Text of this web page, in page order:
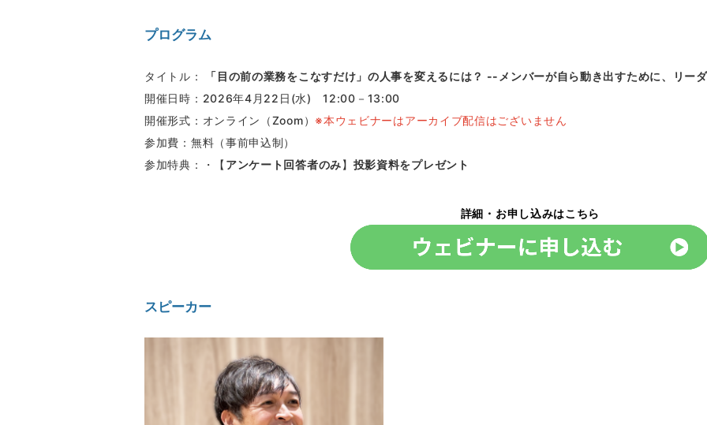
プログラム
タイトル：
「目の前の業務をこなすだけ」の人事を変えるには？ --メンバーが自ら動き出すために、リー
開催日時：2026年4 月22日(水)12:00－13:00
開催形式：オンライン（Zoom） ※本ウェビナーはアーカイブ配信はございません
参加費：無料（事前申込制）
参加特典：・【 アンケート回答者のみ】 投影資料をプレゼント
詳細・お申し込みはこちら
スピーカー